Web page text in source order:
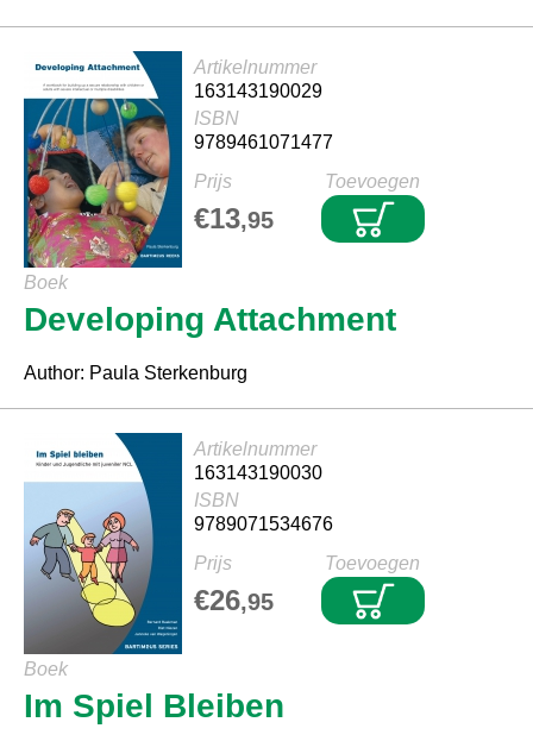
Boek
Developing Attachment
Author: Paula Sterkenburg
Prijs
€13,95
Toevoegen
Artikelnummer
163143190029
ISBN
9789461071477
Boek
Im Spiel Bleiben
Prijs
€26,95
Toevoegen
Artikelnummer
163143190030
ISBN
9789071534676